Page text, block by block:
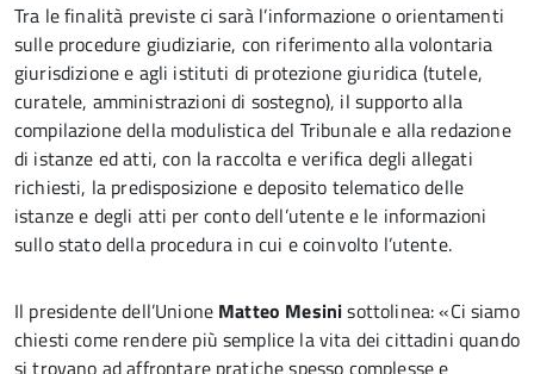
Tra le finalità previste ci sarà l’informazione o orientamenti
sulle procedure giudiziarie, con riferimento alla volontaria
giurisdizione e agli istituti di protezione giuridica (tutele,
curatele, amministrazioni di sostegno), il supporto alla
compilazione della modulistica del Tribunale e alla redazione
di istanze ed atti, con la raccolta e verifica degli allegati
richiesti, la predisposizione e deposito telematico delle
istanze e degli atti per conto dell’utente e le informazioni
sullo stato della procedura in cui e coinvolto l’utente.
Il presidente dell’Unione Matteo Mesinisottolinea: «Ci siamo
chiesti come rendere più semplice la vita dei cittadini quando
si trovano ad affrontare pratiche spesso complesse e